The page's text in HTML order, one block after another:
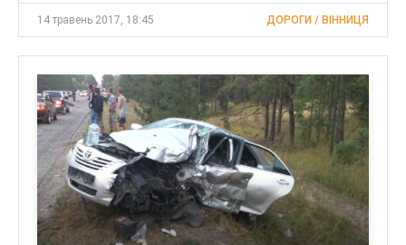
14 травень 2017, 18:45 ДОРОГИ / ВІННИЦЯ